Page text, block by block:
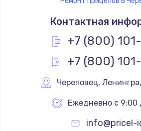
Замена
1200 руб.
Заказать
Замена реле
Замена
Контактная
+7 (800)
+7 (800)
Череповец,
Ежедневно с 9:00
info@pricel-